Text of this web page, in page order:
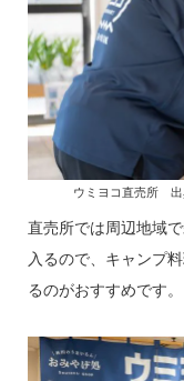
ウミヨコ直売所 出
直売所では周辺地域
入るので、キャンプ
るのがおすすめです。